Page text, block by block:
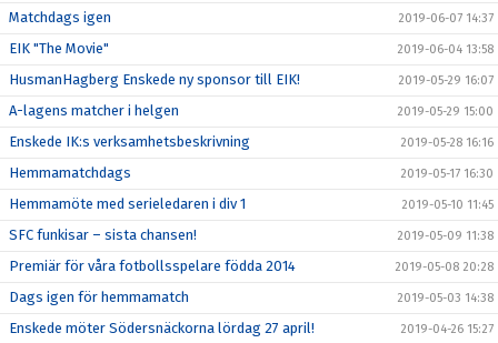
Matchdags igen 2019-06-07 14:37
EIK "The Movie" 2019-06-04 13:58
HusmanHagberg Enskede ny sponsor till EIK! 2019-05-29 16:07
A-lagens matcher i helgen 2019-05-29 15:00
Enskede IK:s verksamhetsbeskrivning 2019-05-28 16:16
Hemmamatchdags 2019-05-17 16:30
Hemmamöte med serieledaren i div 1 2019-05-10 11:45
SFC funkisar – sista chansen! 2019-05-09 11:38
Premiär för våra fotbollsspelare födda 2014 2019-05-08 20:28
Dags igen för hemmamatch 2019-05-03 14:38
Enskede möter Södersnäckorna lördag 27 april! 2019-04-26 15:27